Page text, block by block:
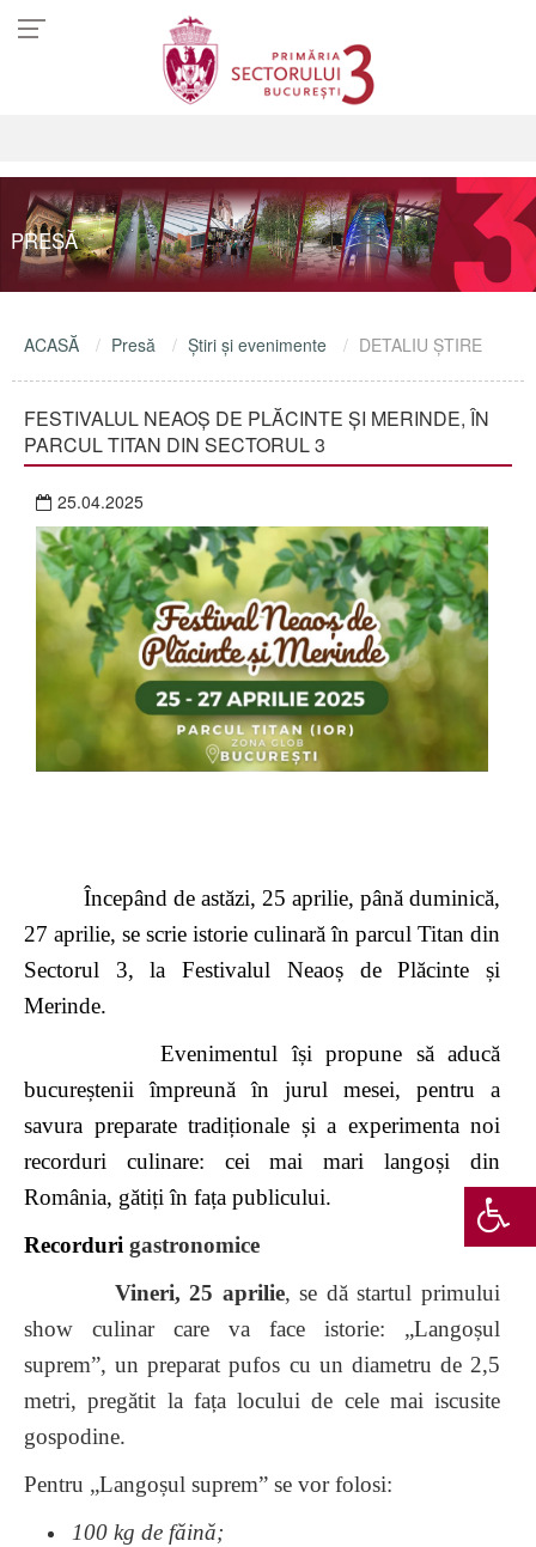
PRESĂ
ACASĂ Presă Ştiri şi evenimente DETALIU ŞTIRE
FESTIVALUL NEAOȘ DE PLĂCINTE ȘI MERINDE, ÎN
PARCUL TITAN DIN SECTORUL 3
25.04.2025
Începând de astăzi, 25 aprilie, până duminică,
27 aprilie, se scrie istorie culinară în parcul Titan din
Sectorul 3, la Festivalul Neaoș de Plăcinte și
Merinde.
Evenimentul își propune să aducă
bucureștenii împreună în jurul mesei, pentru a
savura preparate tradiționale și a experimenta noi
recorduri culinare: cei mai mari langoși din
România, gătiți în fața publicului.
Recorduri gastronomice
Vineri, 25 aprilie, se dă startul primului
show culinar care va face istorie: „Langoșul
suprem”, un preparat pufos cu un diametru de 2,5
metri, pregătit la fața locului de cele mai iscusite
gospodine.
Pentru „Langoșul suprem” se vor folosi:
100 kg de făină;